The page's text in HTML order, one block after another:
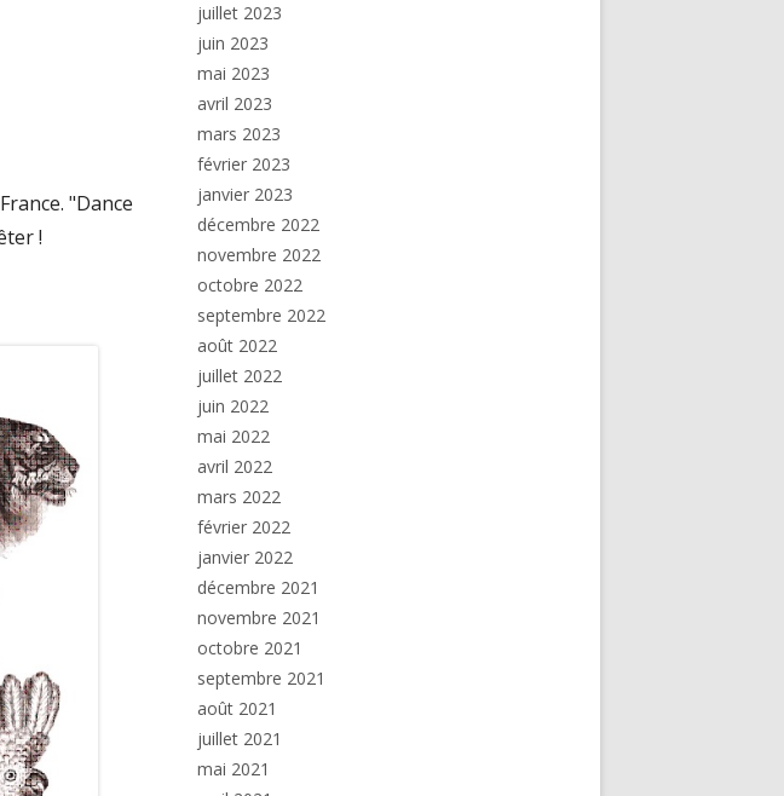
"Dance
!
juillet 2023
juin 2023
mai 2023
avril 2023
mars 2023
février 2023
janvier 2023
décembre 2022
novembre 2022
octobre 2022
septembre 2022
août 2022
juillet 2022
juin 2022
mai 2022
avril 2022
mars 2022
février 2022
janvier 2022
décembre 2021
novembre 2021
octobre 2021
septembre 2021
août 2021
juillet 2021
mai 2021